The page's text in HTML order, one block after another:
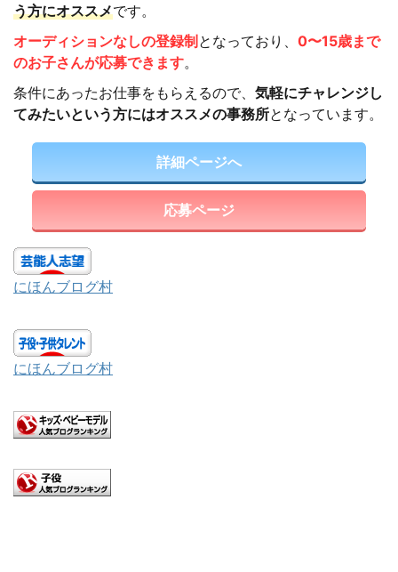
う方にオススメです。
オーディションなしの登録制となっており、 0〜15歳まで
のお子さんが応募できます。
条件にあったお仕事をもらえるので、 気軽にチャレンジし
てみたいという方にはオススメの事務所となっています。
詳細ページへ
応募ページ
にほんブログ村
にほんブログ村